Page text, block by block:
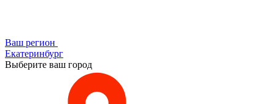
Ваш регион
Екатеринбург
Выберите ваш город